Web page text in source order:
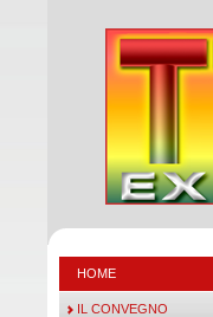
HOME
IL CONVEGNO